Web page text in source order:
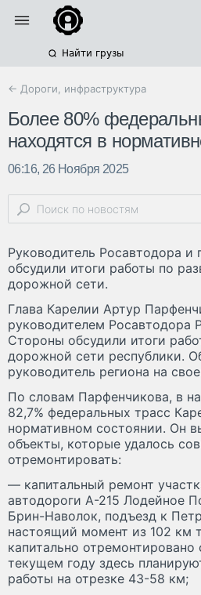
Найти грузы
← Дороги, инфраструктура
Более 80%
находятся в
06:16, 26 Ноября 2025
Руководитель Росавтодора и
обсудили итоги работы по
дорожной сети.
Глава Карелии Артур
руководителем
Стороны обсудили итоги
дорожной сети республики.
руководитель региона на
По словам Парфенчикова, в
82,7% федеральных трасс
нормативном состоянии. Он
объекты, которые удалось
отремонтировать:
— капитальный ремонт
автодороги А-215 Лодейное
Брин-Наволок, подъезд к
настоящий момент из 102 км
капитально
текущем году здесь
работы на отрезке 43-58 км;